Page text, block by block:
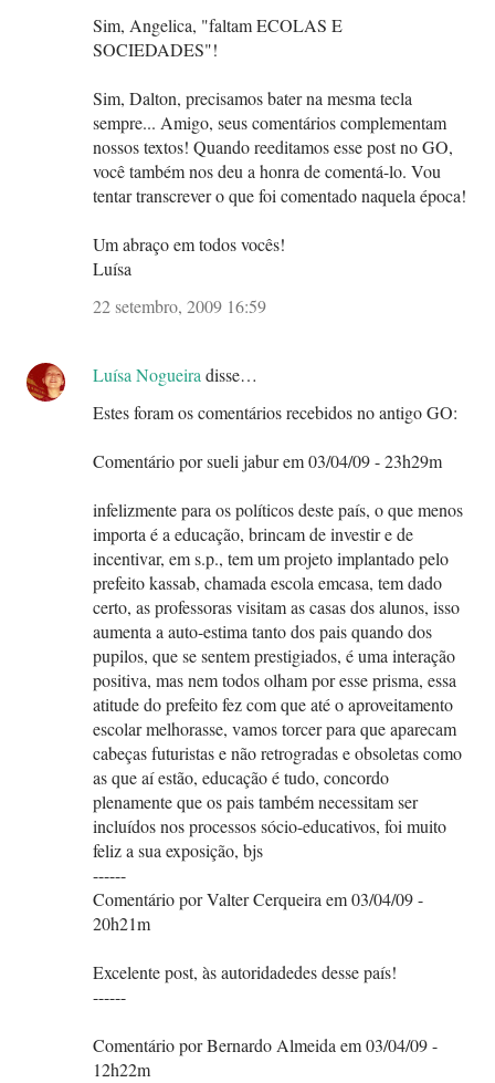
Sim, Angelica, "faltam ECOLAS E
SOCIEDADES"!
Sim, Dalton, precisamos bater na mesma tecla
sempre... Amigo, seus comentários complementam
nossos textos! Quando reeditamos esse post no GO,
você também nos deu a honra de comentá-lo. Vou
tentar transcrever o que foi comentado naquela época!
Um abraço em todos vocês!
Luísa
22 setembro, 2009 16:59
Luísa Nogueiradisse…
Estes foram os comentários recebidos no antigo GO:
Comentário por sueli jabur em 03/04/09 - 23h29m
infelizmente para os políticos deste país, o que menos
importa é a educação, brincam de investir e de
incentivar, em s.p., tem um projeto implantado pelo
prefeito kassab, chamada escola emcasa, tem dado
certo, as professoras visitam as casas dos alunos, isso
aumenta a auto-estima tanto dos pais quando dos
pupilos, que se sentem prestigiados, é uma interação
positiva, mas nem todos olham por esse prisma, essa
atitude do prefeito fez com que até o aproveitamento
escolar melhorasse, vamos torcer para que aparecam
cabeças futuristas e não retrogradas e obsoletas como
as que aí estão, educação é tudo, concordo
plenamente que os pais também necessitam ser
incluídos nos processos sócio-educativos, foi muito
feliz a sua exposição, bjs
------
Comentário por Valter Cerqueira em 03/04/09 -
20h21m
Excelente post, às autoridadedes desse país!
------
Comentário por Bernardo Almeida em 03/04/09 -
12h22m